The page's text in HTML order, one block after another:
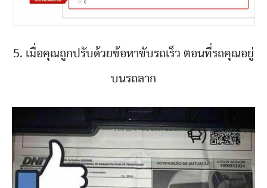
5. เมื่อคุณถูกปรับด้วยข้อหาขับรถเร็ว ตอนที่รถคุณอยู่
บนรถลาก